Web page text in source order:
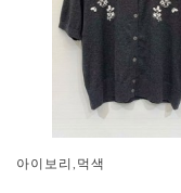
아이보리,먹색